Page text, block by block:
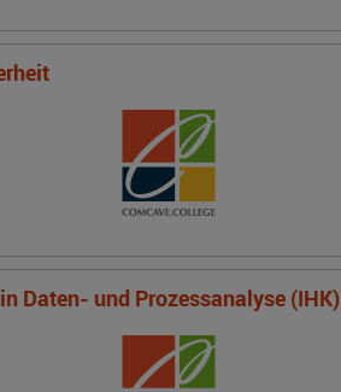
Daten- und Prozessanalyse (IHK)